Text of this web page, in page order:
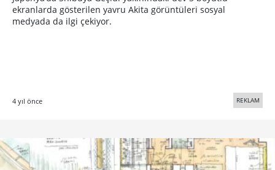
ekranlarda gösterilen yavru Akita görüntüleri sosyal
medyada da ilgi çekiyor.
4 yıl önce REKLAM